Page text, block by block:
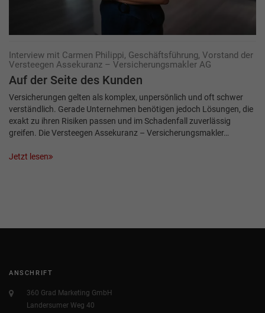
Interview mit Carmen Philippi, Geschäftsführung, Vorstand der
Versteegen Assekuranz – Versicherungsmakler AG
Auf der Seite des Kunden
Versicherungen gelten als komplex, unpersönlich und oft schwer
verständlich. Gerade Unternehmen benötigen jedoch Lösungen, die
exakt zu ihren Risiken passen und im Schadenfall zuverlässig
greifen. Die Versteegen Assekuranz – Versicherungsmakler…
Jetzt lesen
ANSCHRIFT
360 Grad Marketing GmbH
Landersumer Weg 40